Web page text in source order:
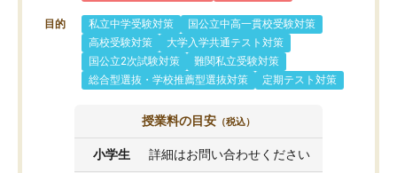
目的 私立中学受験対策
国公立中高一貫校受験対策
高校受験対策
大学入学共通テスト対策
国公立2次試験対策
難関私立受験対策
総合型選抜・学校推薦型選抜対策
定期テスト対策
授業料の目安 （税込）
小学生 詳細はお問い合わせください